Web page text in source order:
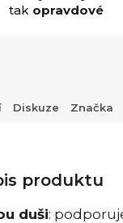
tak opravdové
Diskuze Značka
produktu
duši: